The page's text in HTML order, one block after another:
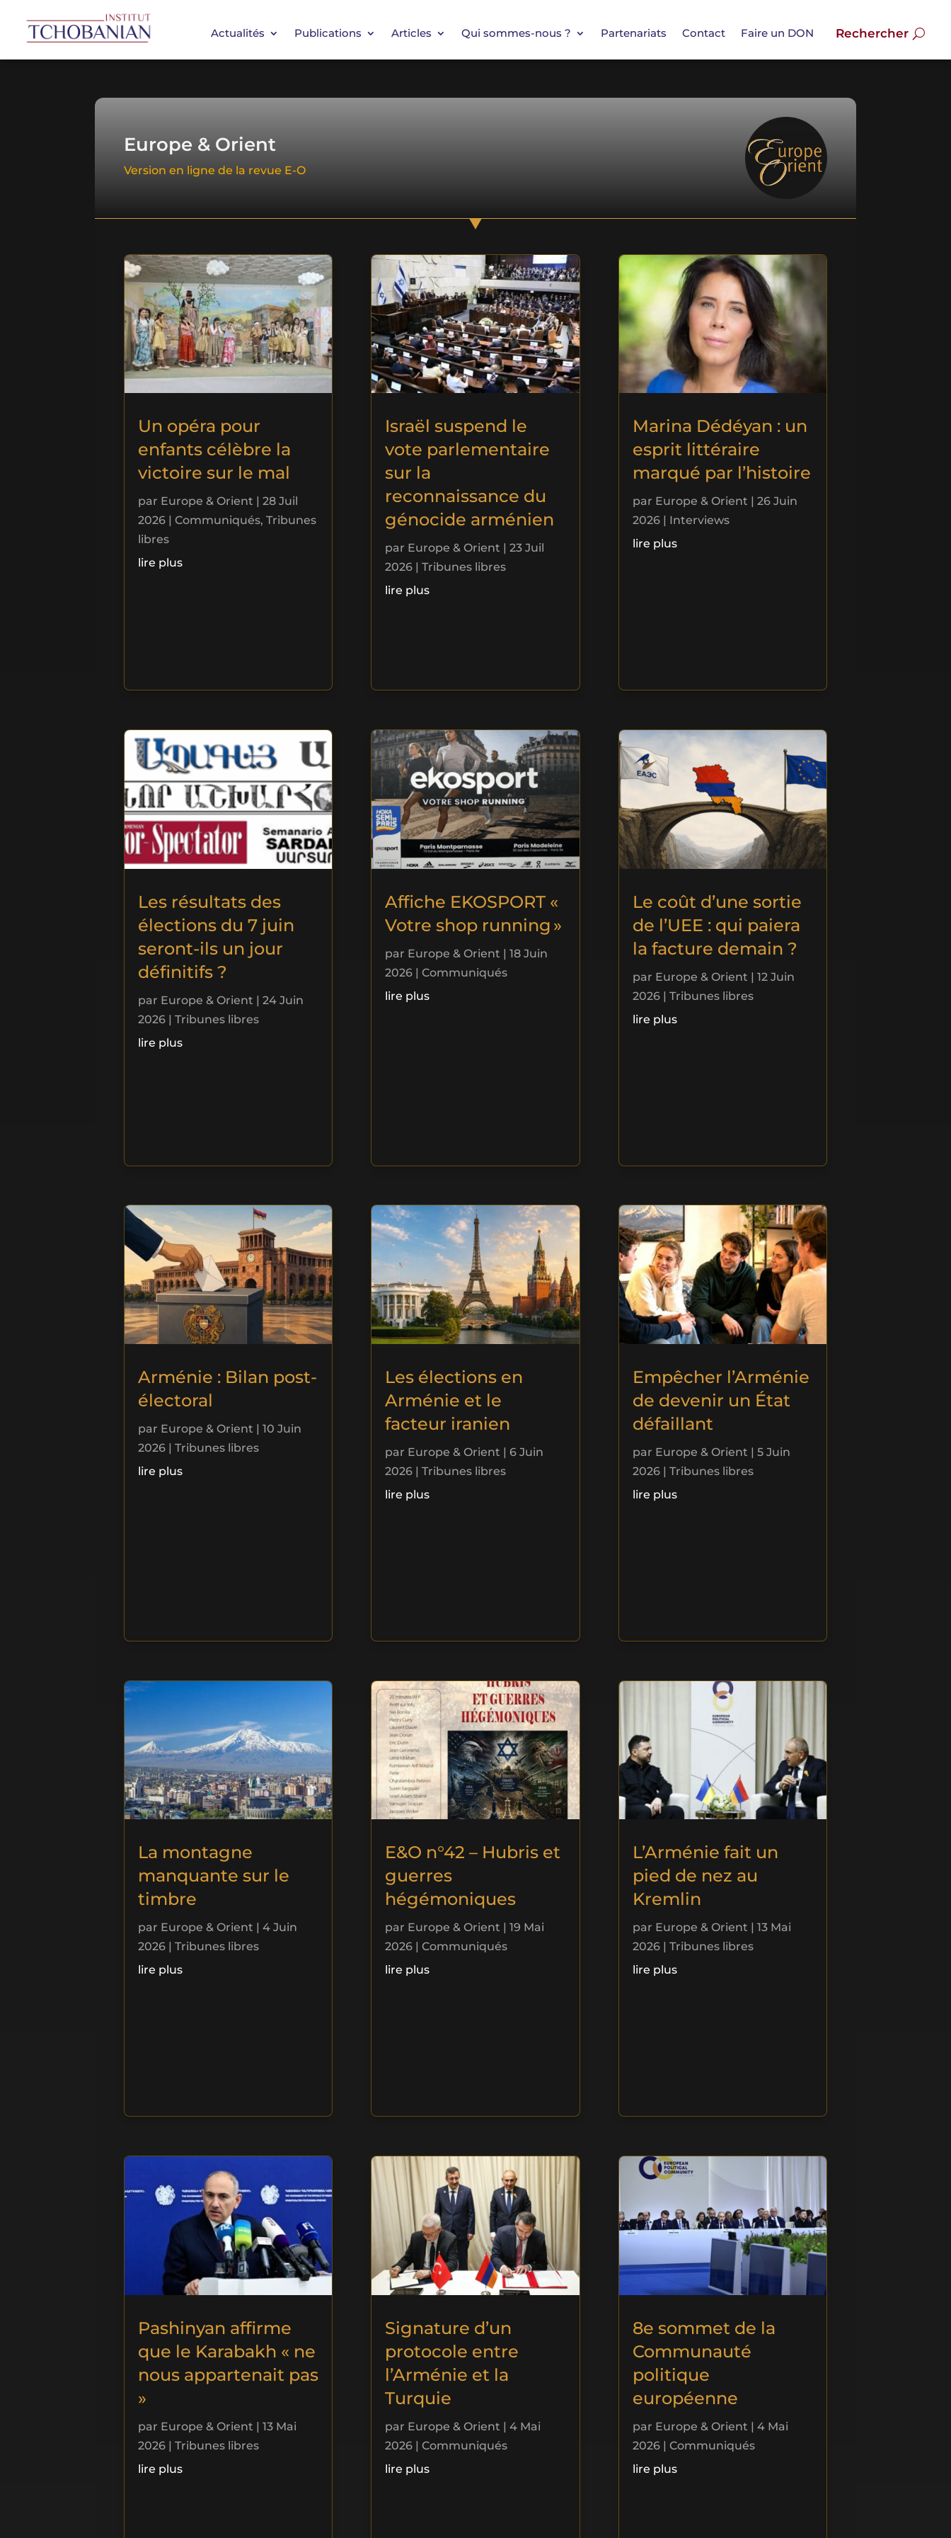
Actualités Publications Articles Qui sommes-nous ? Partenariats Contact Faire un DON
Europe & Orient
Version en ligne de la revue E-O
Un opéra pour
enfants célèbre la
victoire sur le mal
par Europe & Orient
28 Juil
2026| Communiqués, Tribunes
libres
lire plus
Les résultats des
élections du 7 juin
seront-ils un jour
définitifs ?
par Europe & Orient | 24 Juin
2026| Tribunes libres
lire plus
Arménie : Bilan post-
électoral
par Europe & Orient | 10 Juin
2026| Tribunes libres
lire plus
La montagne
manquante sur le
timbre
par Europe & Orient
4 Juin
2026| Tribunes libres
lire plus
Pashinyan affirme
que le Karabakh « ne
nous appartenait pas
»
par Europe & Orient | 13 Mai
2026| Tribunes libres
lire plus
Israël suspend le
vote parlementaire
sur la
reconnaissance du
génocide arménien
par Europe & Orient |23 Juil
2026 |Tribunes libres
lire plus
Affiche EKOSPORT «
Votre shop running »
par Europe & Orient |18 Juin
2026 |Communiqués
lire plus
Les élections en
Arménie et le
facteur iranien
par Europe & Orient |6 Juin
2026 |Tribunes libres
lire plus
E&O n°42 – Hubris et
guerres
hégémoniques
par Europe & Orient |19 Mai
2026 |Communiqués
lire plus
Signature d’un
protocole entre
l’Arménie et la
Turquie
par Europe & Orient |4 Mai
2026 |Communiqués
lire plus
Marina Dédéyan : un
esprit littéraire
marqué par l’histoire
par Europe & Orient |26 Juin
2026
Interviews
lire plus
Le coût d’une sortie
de l’UEE : qui paiera
la facture demain ?
par Europe & Orient |12 Juin
2026 |Tribunes libres
lire plus
Empêcher l’Arménie
de devenir un État
défaillant
par Europe & Orient |5 Juin
2026 |Tribunes libres
lire plus
L’Arménie fait un
pied de nez au
Kremlin
par Europe & Orient |13 Mai
2026 |Tribunes libres
lire plus
8e sommet de la
Communauté
politique
européenne
par Europe & Orient |4 Mai
2026 |Communiqués
lire plus